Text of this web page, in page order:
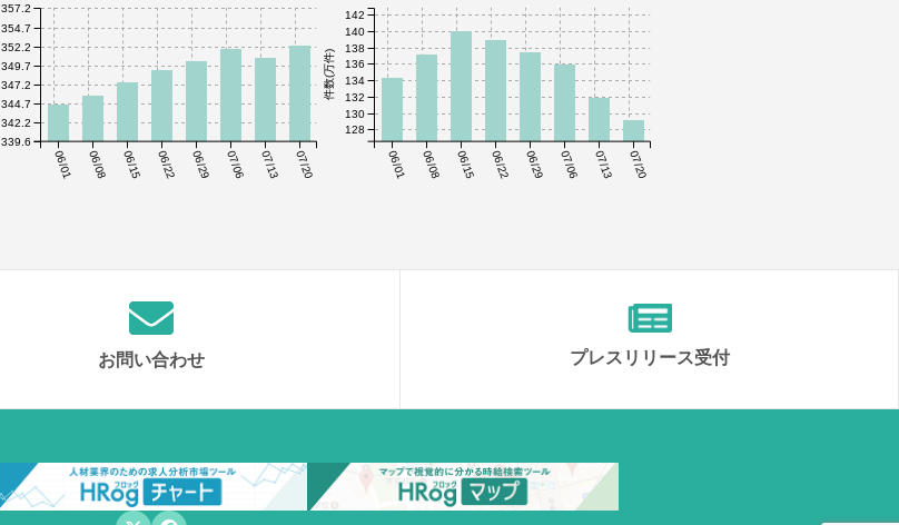
06/01 06/08 06/15 06/22 06/29 07/06 07/13 07/20
339.6
342.2
344.7
347.2
349.7
352.2
354.7
357.2
06/01 06/08 06/15 06/22 06/29 07/06 07/13 07/20
件数(万件)
128
130
132
134
136
138
140
142
お問い合わせ プレスリリース受付